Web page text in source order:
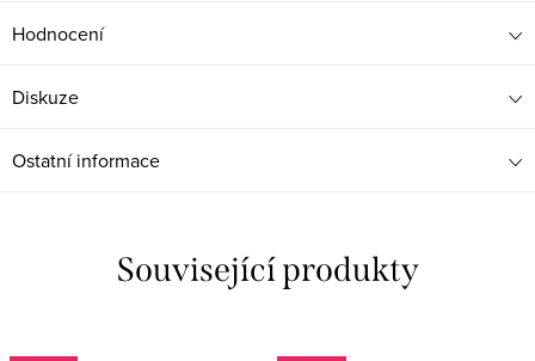
Hodnocení
Diskuze
Ostatní informace
Související produkty